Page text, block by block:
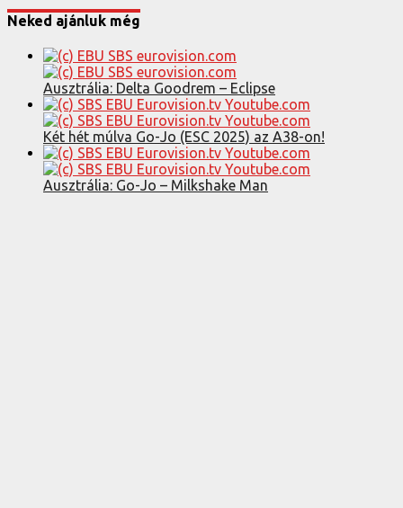
Neked ajánluk még
Ausztrália: Delta Goodrem – Eclipse
Két hét múlva Go-Jo (ESC 2025) az A38-on!
Ausztrália: Go-Jo – Milkshake Man